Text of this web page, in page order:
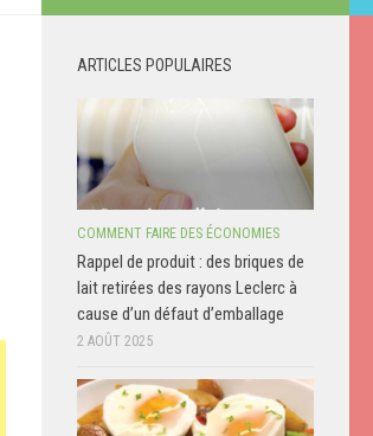
ARTICLES POPULAIRES
COMMENT FAIRE DES ÉCONOMIES
Rappel de produit : des briques de
lait retirées des rayons Leclerc à
cause d’un défaut d’emballage
2 AOÛT 2025